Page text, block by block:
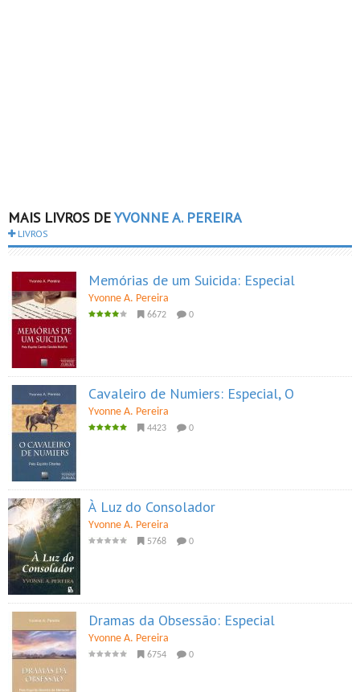
MAIS LIVROS DEYVONNE A. PEREIRA
LIVROS
Memórias de um Suicida: Especial
Yvonne A. Pereira
6672 0
Cavaleiro de Numiers: Especial, O
Yvonne A. Pereira
4423 0
À Luz do Consolador
Yvonne A. Pereira
5768 0
Dramas da Obsessão: Especial
Yvonne A. Pereira
6754 0